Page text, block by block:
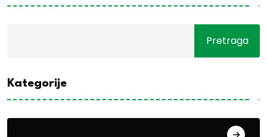
Pretraga
Kategorije